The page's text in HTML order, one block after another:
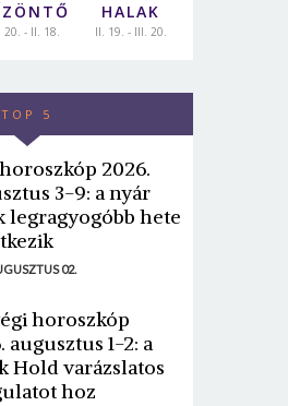
20. - II. 18.
HALAK
II. 19. - III. 20.
TOP 5
2026.
3-9: a nyár
legragyogóbb hete
02.
horoszkóp
augusztus 1-2: a
Hold varázslatos
hoz